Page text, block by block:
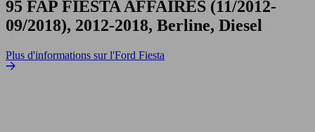
95 FAP FIESTA AFFAIRES (11/2012-
09/2018), 2012-2018, Berline, Diesel
Plus d'informations sur l'Ford Fiesta